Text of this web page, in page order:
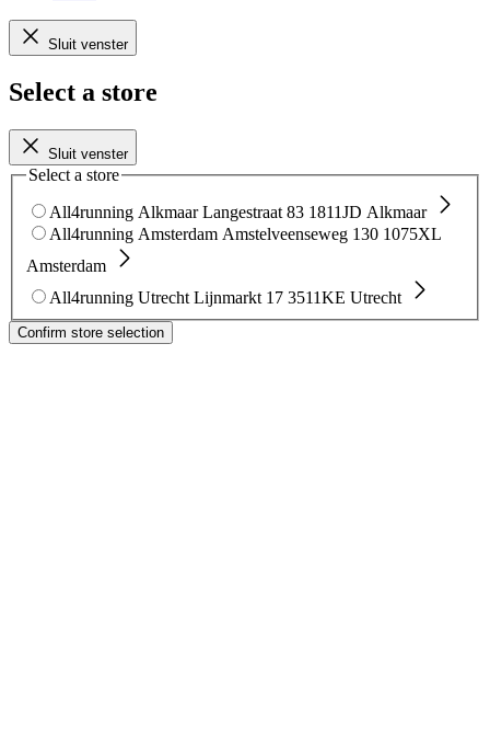
Sluit venster
Select a store
Sluit venster
Select a store
All4running Alkmaar Langestraat 83 1811JD Alkmaar
All4running Amsterdam Amstelveenseweg 130 1075XL
Amsterdam
All4running Utrecht Lijnmarkt 17 3511KE Utrecht
Confirm store selection